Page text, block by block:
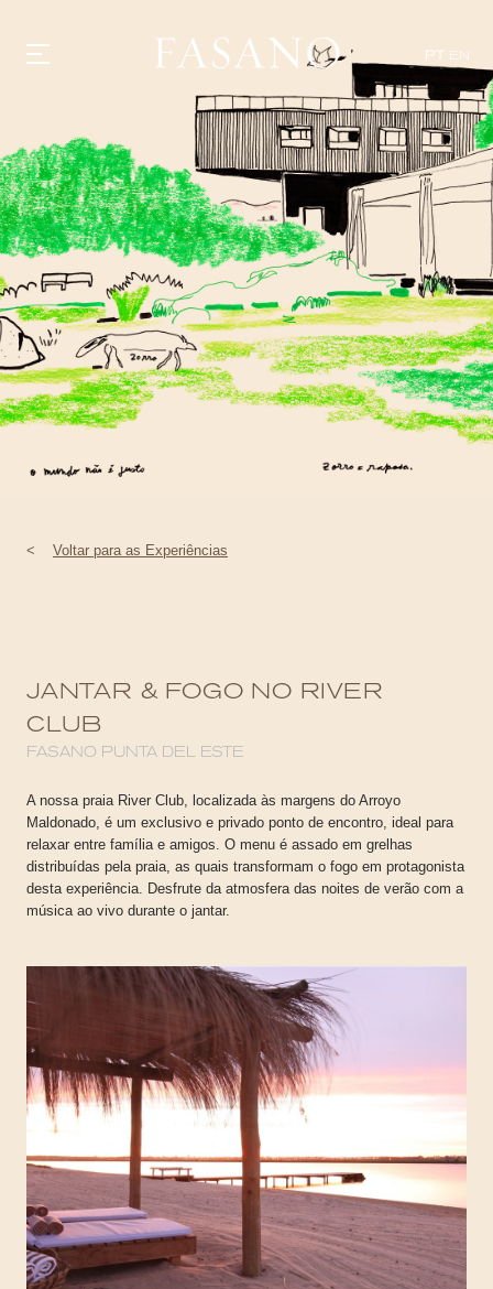
PT EN
GASTRONOMIA
HOTÉIS
EXPERIÊNCIAS
EVENTOS
VILLAS
SHOP | SELEZIONE
DESCUBRA
WHAT'S COOKING
CORRIERE
HISTÓRIA
SUSTENTABILIDADE
CONTATO
< Voltar para as Experiências
JANTAR & FOGO NO RIVER
CLUB
FASANO PUNTA DEL ESTE
A nossa praia River Club, localizada às margens do Arroyo
Maldonado, é um exclusivo e privado ponto de encontro, ideal para
relaxar entre família e amigos. O menu é assado em grelhas
distribuídas pela praia, as quais transformam o fogo em protagonista
desta experiência. Desfrute da atmosfera das noites de verão com a
música ao vivo durante o jantar.